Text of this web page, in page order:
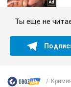
Ты еще не